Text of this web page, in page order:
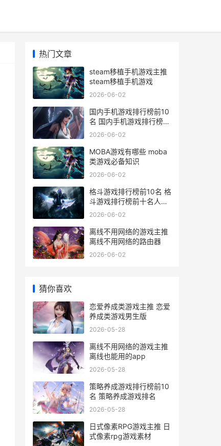
热门文章
steam移植手机游戏主推
steam移植手机游戏
2026-06-02
国内手机游戏排行榜前10
名 国内手机游戏排行榜前
十名
2026-06-02
MOBA游戏有哪些 moba
类游戏必备知识
2026-06-02
格斗游戏排行榜前10名 格
斗游戏排行榜前十名人物
图片
2026-06-02
离线不用网络的游戏主推
离线不用网络的路由器
2026-06-02
猜你喜欢
恋爱养成类游戏主推 恋爱
养成类游戏男生版
2026-05-28
离线不用网络的游戏主推
离线也能用的app
2026-05-28
策略养成游戏排行榜前10
名 策略养成游戏排名
2026-05-28
日式像素RPG游戏主推 日
式像素rpg游戏素材